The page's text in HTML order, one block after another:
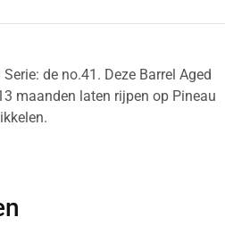
de no.41. Deze Barrel Aged
maanden laten rijpen op Pineau